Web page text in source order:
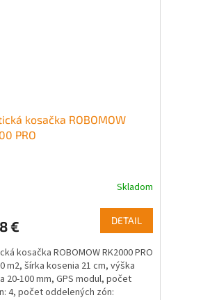
kosačka ROBOMOW
PRO
Skladom
€ DETAIL
kosačka ROBOMOW RK2000 PRO
m2, šírka kosenia 21 cm, výška
20-100 mm, GPS modul, počet
4, počet oddelených zón: